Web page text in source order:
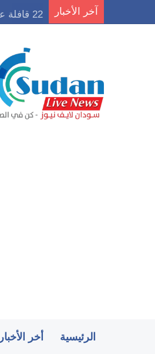
آخر الأخبار 22 قافلة عسكرية وآلاف الجنود.. ماذا يحدث في كردفان مع تصاعد أزمة النازحين؟
الرئيسية أخر الأخبار